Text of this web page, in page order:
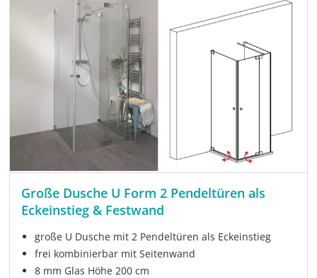
Große Dusche U Form 2 Pendeltüren als
Eckeinstieg & Festwand
große U Dusche mit 2 Pendeltüren als Eckeinstieg
frei kombinierbar mit Seitenwand
8 mm Glas Höhe 200 cm